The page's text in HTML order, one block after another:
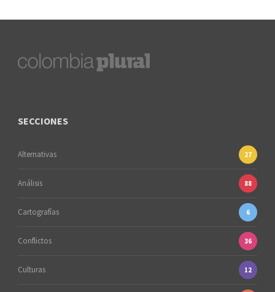
SECCIONES
Alternativas 27
Análisis 88
Cartografías 6
Conflictos 36
Culturas 12